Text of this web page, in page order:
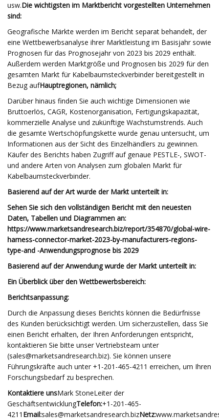
usw.Die wichtigsten im Marktbericht vorgestellten Unternehmen
sind:
Geografische Märkte werden im Bericht separat behandelt, der
eine Wettbewerbsanalyse ihrer Marktleistung im Basisjahr sowie
Prognosen für das Prognosejahr von 2023 bis 2029 enthält.
Außerdem werden Marktgröße und Prognosen bis 2029 für den
gesamten Markt für Kabelbaumsteckverbinder bereitgestellt in
Bezug aufHauptregionen, nämlich;
Darüber hinaus finden Sie auch wichtige Dimensionen wie
Bruttoerlös, CAGR, Kostenorganisation, Fertigungskapazität,
kommerzielle Analyse und zukünftige Wachstumstrends. Auch
die gesamte Wertschöpfungskette wurde genau untersucht, um
Informationen aus der Sicht des Einzelhändlers zu gewinnen.
Käufer des Berichts haben Zugriff auf genaue PESTLE-, SWOT-
und andere Arten von Analysen zum globalen Markt für
Kabelbaumsteckverbinder.
Basierend auf der Art wurde der Markt unterteilt in:
Sehen Sie sich den vollständigen Bericht mit den neuesten
Daten, Tabellen und Diagrammen an:
https://www.marketsandresearch.biz/report/354870/global-wire-
harness-connector-market-2023-by-manufacturers-regions-
type-and -Anwendungsprognose bis 2029
Basierend auf der Anwendung wurde der Markt unterteilt in:
Ein Überblick über den Wettbewerbsbereich:
Berichtsanpassung:
Durch die Anpassung dieses Berichts können die Bedürfnisse
des Kunden berücksichtigt werden. Um sicherzustellen, dass Sie
einen Bericht erhalten, der Ihren Anforderungen entspricht,
kontaktieren Sie bitte unser Vertriebsteam unter
(sales@marketsandresearch.biz). Sie können unsere
Führungskräfte auch unter +1-201-465-4211 erreichen, um Ihren
Forschungsbedarf zu besprechen.
Kontaktiere unsMark StoneLeiter der
GeschäftsentwicklungTelefon:+1-201-465-
4211 Email:sales@marketsandresearch.bizNetz: